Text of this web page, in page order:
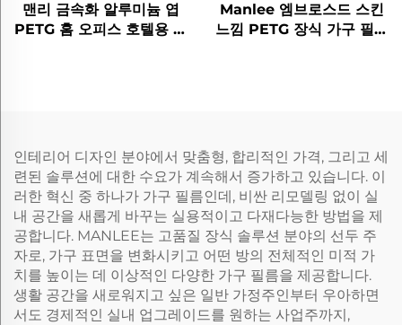
맨리 금속화 알루미늄 엽
PETG 홈 오피스 호텔용 장
Manlee 엠브로스드 스킨
느낌 PETG 장식 가구 필름
인테리어 디자인 분야에서 맞춤형, 합리적인 가격, 그리고 세
련된 솔루션에 대한 수요가 계속해서 증가하고 있습니다. 이
러한 혁신 중 하나가 가구 필름인데, 비싼 리모델링 없이 실
내 공간을 새롭게 바꾸는 실용적이고 다재다능한 방법을 제
공합니다. MANLEE는 고품질 장식 솔루션 분야의 선두 주
자로, 가구 표면을 변화시키고 어떤 방의 전체적인 미적 가
치를 높이는 데 이상적인 다양한 가구 필름을 제공합니다.
생활 공간을 새로워지고 싶은 일반 가정주인부터 우아하면
서도 경제적인 실내 업그레이드를 원하는 사업주까지,